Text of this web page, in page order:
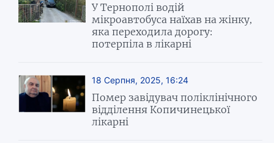
У Тернополі водій
мікроавтобуса наїхав на жінку,
яка переходила дорогу:
потерпіла в лікарні
18 Серпня, 2025, 16:24
Помер завідувач поліклінічного
відділення Копичинецької
лікарні